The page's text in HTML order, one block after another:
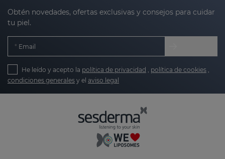
Obtén novedades, ofertas exclusivas y consejos para cuidar
tu piel.
Email
He leído y acepto la política de privacidad , política de cookies ,
condiciones generales y el aviso legal